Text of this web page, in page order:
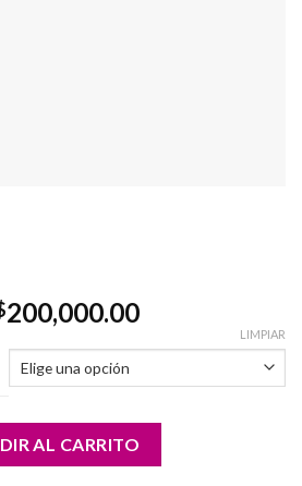
200,000.00Rango
desde
$100,000.00
$200,000.00
LIMPIAR
AL CARRITO